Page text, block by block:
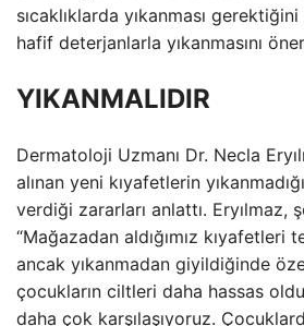
sıcaklıklarda yıkanması
hafif deterjanlarla yıkanmasını
YIKANMALIDIR
Dermatoloji Uzmanı Dr. Necla
alınan yeni kıyafetlerin
verdiği zararları anlattı. Eryılmaz,
“Mağazadan aldığımız kıyafetleri
ancak yıkanmadan giyildiğinde
çocukların ciltleri daha hassas
daha çok karşılaşıyoruz.